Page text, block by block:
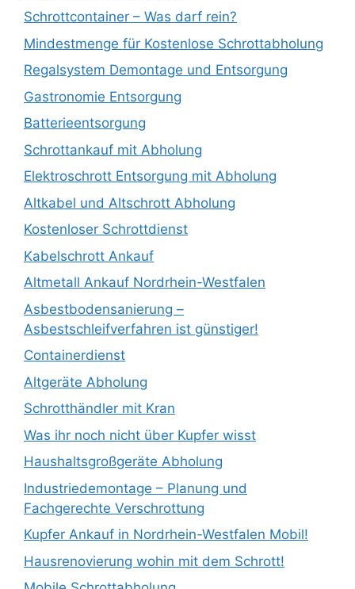
Schrottcontainer – Was darf rein?
Mindestmenge für Kostenlose Schrottabholung
Regalsystem Demontage und Entsorgung
Gastronomie Entsorgung
Batterieentsorgung
Schrottankauf mit Abholung
Elektroschrott Entsorgung mit Abholung
Altkabel und Altschrott Abholung
Kostenloser Schrottdienst
Kabelschrott Ankauf
Altmetall Ankauf Nordrhein-Westfalen
Asbestbodensanierung –
Asbestschleifverfahren ist günstiger!
Containerdienst
Altgeräte Abholung
Schrotthändler mit Kran
Was ihr noch nicht über Kupfer wisst
Haushaltsgroßgeräte Abholung
Industriedemontage – Planung und
Fachgerechte Verschrottung
Kupfer Ankauf in Nordrhein-Westfalen Mobil!
Hausrenovierung wohin mit dem Schrott!